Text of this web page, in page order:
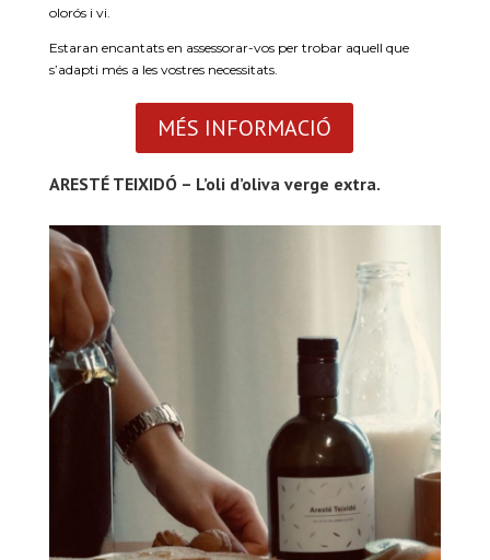
olorós i vi.
Estaran encantats en assessorar-vos per trobar aquell que
s’adapti més a les vostres necessitats.
MÉS INFORMACIÓ
ARESTÉ TEIXIDÓ – L’oli d’oliva verge extra.